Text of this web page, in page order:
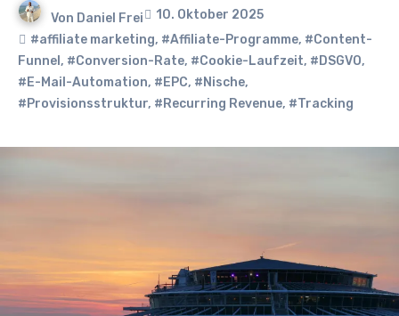
Von Daniel Frei
10. Oktober 2025
#affiliate marketing, #Affiliate-Programme, #Content-
Funnel, #Conversion-Rate, #Cookie-Laufzeit, #DSGVO,
#E-Mail-Automation, #EPC, #Nische,
#Provisionsstruktur, #Recurring Revenue, #Tracking